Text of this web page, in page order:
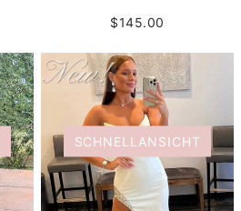
$145.00
SCHNELLANSICHT